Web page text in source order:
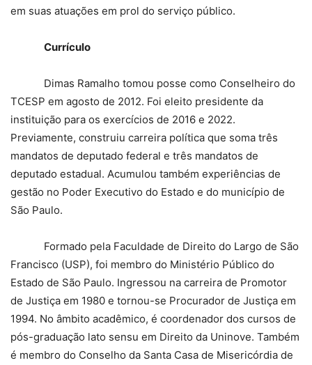
em suas atuações em prol do serviço público.
Currículo
Dimas Ramalho tomou posse como Conselheiro do
TCESP em agosto de 2012. Foi eleito presidente da
instituição para os exercícios de 2016 e 2022.
Previamente, construiu carreira política que soma três
mandatos de deputado federal e três mandatos de
deputado estadual. Acumulou também experiências de
gestão no Poder Executivo do Estado e do município de
São Paulo.
Formado pela Faculdade de Direito do Largo de São
Francisco (USP), foi membro do Ministério Público do
Estado de São Paulo. Ingressou na carreira de Promotor
de Justiça em 1980 e tornou-se Procurador de Justiça em
1994. No âmbito acadêmico, é coordenador dos cursos de
pós-graduação lato sensu em Direito da Uninove. Também
é membro do Conselho da Santa Casa de Misericórdia de